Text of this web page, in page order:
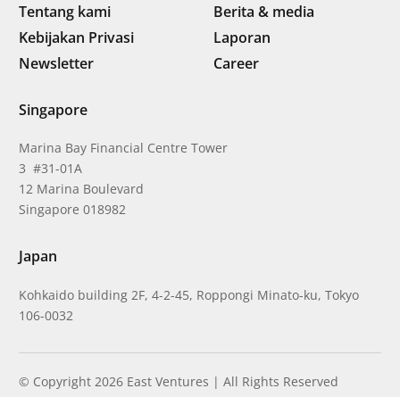
Tentang kami
Berita & media
Kebijakan Privasi
Laporan
Newsletter
Career
Singapore
Marina Bay Financial Centre Tower
3 #31-01A
12 Marina Boulevard
Singapore 018982
Japan
Kohkaido building 2F, 4-2-45, Roppongi Minato-ku, Tokyo
106-0032
© Copyright 2026 East Ventures | All Rights Reserved